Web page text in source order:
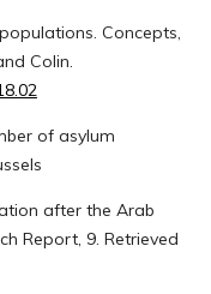
Concepts,
Colin.
of asylum
after the Arab
Report, 9. Retrieved